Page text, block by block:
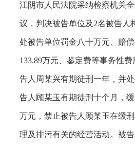
江阴市人民法院采纳检察机关
议，判决被告单位及2名被告人
处被告单位罚金八十万元、赔
133.89万元、鉴定费等事务性
告人周某兴有期徒刑一年，并
告人顾某玉有期徒刑十个月，
万元，禁止被告人顾某玉在缓
理及排污有关的经营活动。被